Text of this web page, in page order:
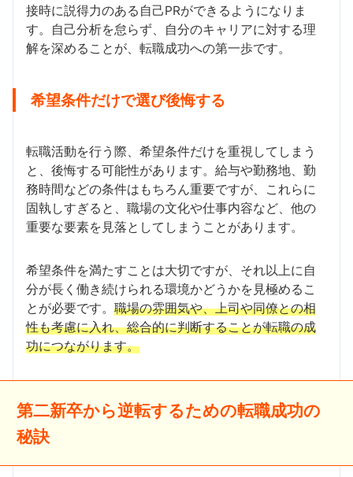
接時に説得力のある自己PRができるようになりま
す。自己分析を怠らず、自分のキャリアに対する理
解を深めることが、転職成功への第一歩です。
希望条件だけで選び後悔する
転職活動を行う際、希望条件だけを重視してしまう
と、後悔する可能性があります。給与や勤務地、勤
務時間などの条件はもちろん重要ですが、これらに
固執しすぎると、職場の文化や仕事内容など、他の
重要な要素を見落としてしまうことがあります。
希望条件を満たすことは大切ですが、それ以上に自
分が長く働き続けられる環境かどうかを見極めるこ
とが必要です。 職場の雰囲気や、上司や同僚との相
性も考慮に入れ、総合的に判断することが転職の成
功につながります。
第二新卒から逆転するための転職成功の
秘訣